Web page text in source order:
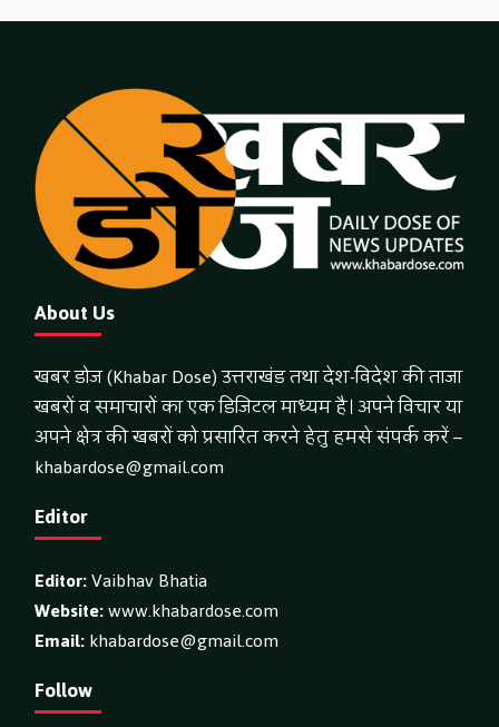
About Us
खबर डोज (Khabar Dose) उत्तराखंड तथा देश-विदेश की ताजा
खबरों व समाचारों का एक डिजिटल माध्यम है। अपने विचार या
अपने क्षेत्र की खबरों को प्रसारित करने हेतु हमसे संपर्क करें –
khabardose@gmail.com
Editor
Editor:Vaibhav Bhatia
Website:www.khabardose.com
Email:khabardose@gmail.com
Follow